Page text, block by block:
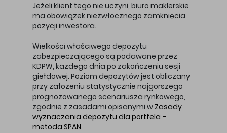
Jeżeli klient tego nie uczyni, biuro maklerskie
ma obowiązek niezwłocznego zamknięcia
pozycji inwestora.
Wielkości właściwego depozytu
zabezpieczającego są podawane przez
KDPW, każdego dnia po zakończeniu sesji
giełdowej. Poziom depozytów jest obliczany
przy założeniu statystycznie najgorszego
prognozowanego scenariusza rynkowego,
zgodnie z zasadami opisanymi w Zasady
wyznaczania depozytu dla portfela –
metoda SPAN.